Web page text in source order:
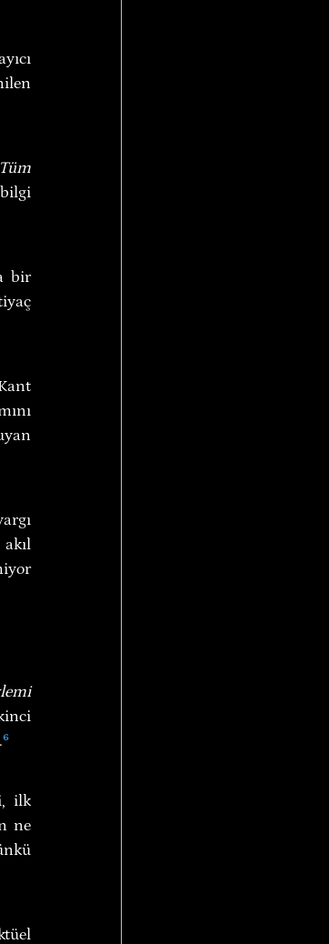
Tüm
bir
⁶
ilk
ne